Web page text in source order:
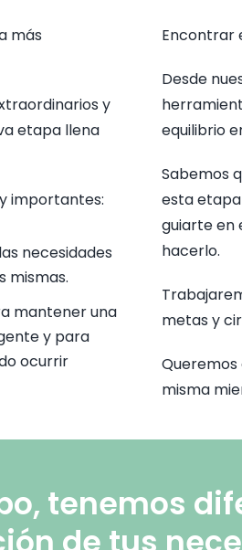
más
y
etapa llena
importantes:
necesidades
mismas.
mantener una
y para
ocurrir
Encontrar
Desde
equilibrio
Sabemos
esta
guiarte en
hacerlo.
metas y
misma
tenemos